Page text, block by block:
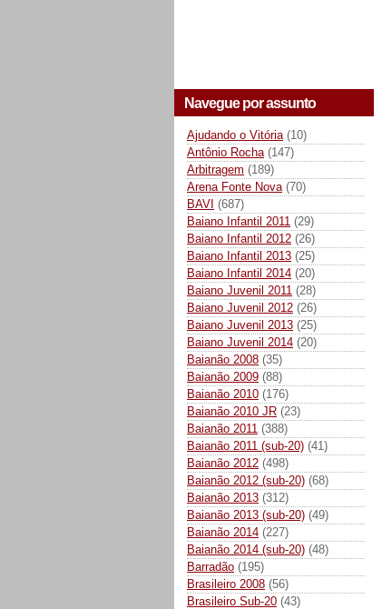
Navegue por assunto
Ajudando o Vitória (10)
Antônio Rocha (147)
Arbitragem (189)
Arena Fonte Nova (70)
BAVI (687)
Baiano Infantil 2011 (29)
Baiano Infantil 2012 (26)
Baiano Infantil 2013 (25)
Baiano Infantil 2014 (20)
Baiano Juvenil 2011 (28)
Baiano Juvenil 2012 (26)
Baiano Juvenil 2013 (25)
Baiano Juvenil 2014 (20)
Baianão 2008 (35)
Baianão 2009 (88)
Baianão 2010 (176)
Baianão 2010 JR (23)
Baianão 2011 (388)
Baianão 2011 (sub-20) (41)
Baianão 2012 (498)
Baianão 2012 (sub-20) (68)
Baianão 2013 (312)
Baianão 2013 (sub-20) (49)
Baianão 2014 (227)
Baianão 2014 (sub-20) (48)
Barradão (195)
Brasileiro 2008 (56)
Brasileiro Sub-20 (43)